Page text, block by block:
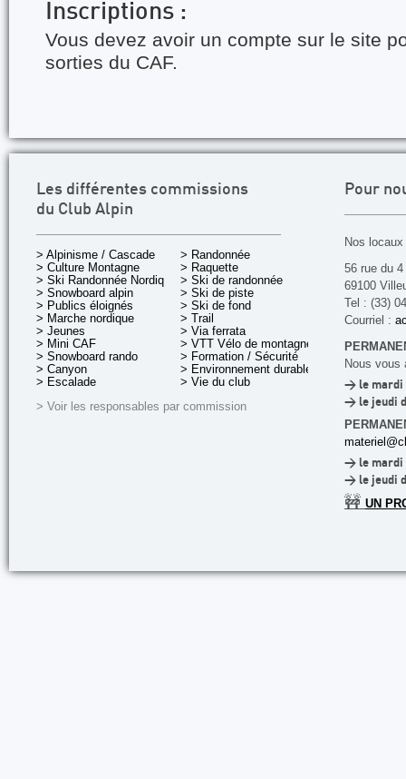
Inscriptions :
Vous devez avoir un compte sur le site
sorties du CAF.
Les différentes commissions
du Club Alpin
> Alpinisme / Cascade
> Culture Montagne
> Ski Randonnée Nordique
> Snowboard alpin
> Publics éloignés
> Marche nordique
> Jeunes
> Mini CAF
> Snowboard rando
> Canyon
> Escalade
> Randonnée
> Raquette
> Ski de randonnée
> Ski de piste
> Ski de fond
> Trail
> Via ferrata
> VTT Vélo de montagne
> Formation / Sécurité
> Environnement durable
> Vie du club
> Voir les responsables par commission
Pour
Nos
56 rue du
69100
Tel : (33)
Courriel :
Nous vous
> le mardi
> le jeudi
> le mardi
> le jeudi
🚧 UN